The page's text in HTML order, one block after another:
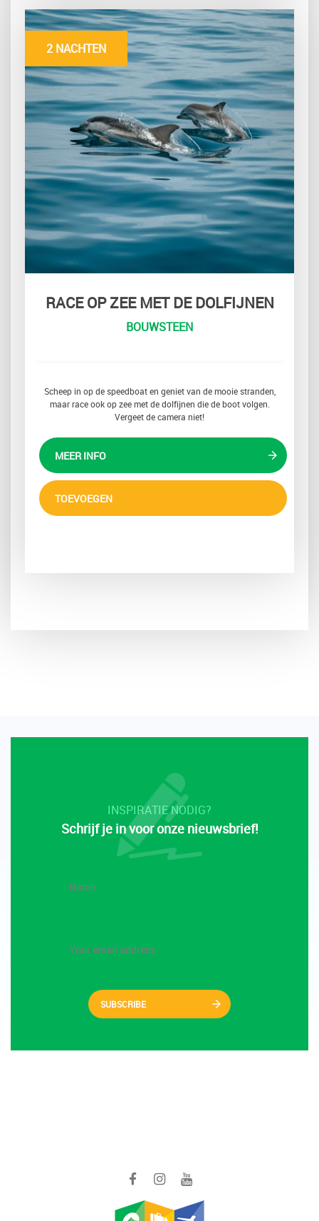
2 NACHTEN
RACE OP ZEE MET DE DOLFIJNEN
BOUWSTEEN
Scheep in op de speedboat en geniet van de mooie stranden,
maar race ook op zee met de dolfijnen die de boot volgen.
Vergeet de camera niet!
MEER INFO
TOEVOEGEN
INSPIRATIE NODIG?
Schrijf je in voor onze nieuwsbrief!
SUBSCRIBE